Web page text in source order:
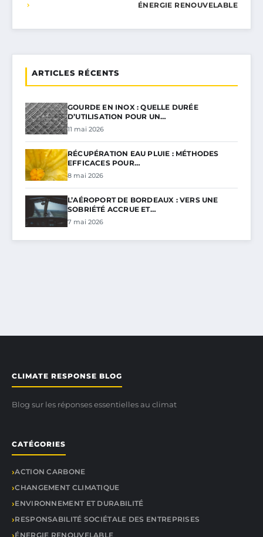
ÉNERGIE RENOUVELABLE
ARTICLES RÉCENTS
GOURDE EN INOX : QUELLE DURÉE
D’UTILISATION POUR UN…
11 mai 2026
RÉCUPÉRATION EAU PLUIE : MÉTHODES
EFFICACES POUR…
8 mai 2026
L’AÉROPORT DE BORDEAUX : VERS UNE
SOBRIÉTÉ ACCRUE ET…
7 mai 2026
CLIMATE RESPONSE BLOG
Blog sur les réponses essentielles au climat
CATÉGORIES
ACTION CARBONE
CHANGEMENT CLIMATIQUE
ENVIRONNEMENT ET DURABILITÉ
RESPONSABILITÉ SOCIÉTALE DES ENTREPRISES
ÉNERGIE RENOUVELABLE